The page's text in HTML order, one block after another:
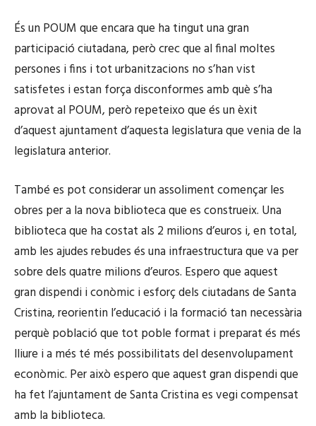
És un POUM que encara que ha tingut una gran
participació ciutadana, però crec que al final moltes
persones i fins i tot urbanitzacions no s’han vist
satisfetes i estan força disconformes amb què s’ha
aprovat al POUM, però repeteixo que és un èxit
d’aquest ajuntament d’aquesta legislatura que venia de la
legislatura anterior.
També es pot considerar un assoliment començar les
obres per a la nova biblioteca que es construeix. Una
biblioteca que ha costat als 2 milions d’euros i, en total,
amb les ajudes rebudes és una infraestructura que va per
sobre dels quatre milions d’euros. Espero que aquest
gran dispendi i conòmic i esforç dels ciutadans de Santa
Cristina, reorientin l’educació i la formació tan necessària
perquè població que tot poble format i preparat és més
lliure i a més té més possibilitats del desenvolupament
econòmic. Per això espero que aquest gran dispendi que
ha fet l’ajuntament de Santa Cristina es vegi compensat
amb la biblioteca.